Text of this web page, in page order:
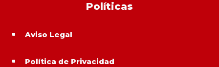
Políticas
^ Aviso Legal
^ Política de Privacidad